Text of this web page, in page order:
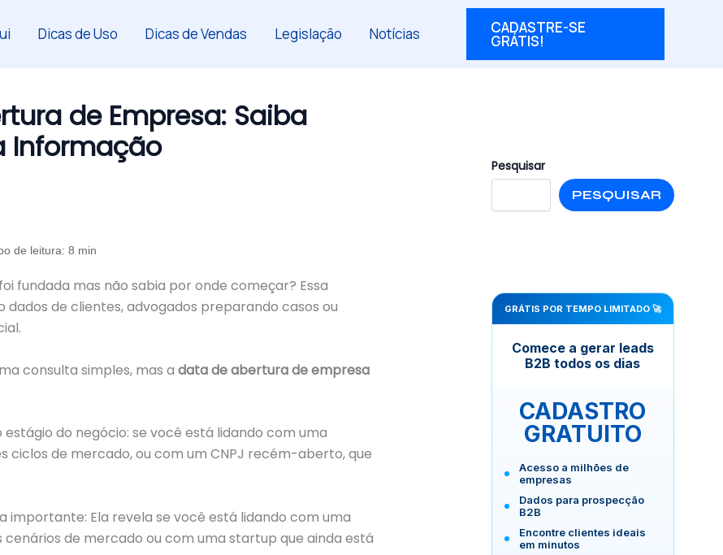
Dicas de Uso Dicas de Vendas Legislação Notícias CADASTRE-SE
GRÁTIS!
de Empresa: Saiba
Informação
de leitura: 8 min
fundada mas não sabia por onde começar? Essa
de clientes, advogados preparando casos ou
consulta simples, mas a data de abertura de empresa
do negócio: se você está lidando com uma
de mercado, ou com um CNPJ recém-aberto, que
Ela revela se você está lidando com uma
de mercado ou com uma startup que ainda está
Pesquisar
PESQUISAR
GRÁTIS POR TEMPO LIMITADO 🚀
Comece a gerar leads
B2B todos os dias
CADASTRO
GRATUITO
Acesso a milhões de
empresas
Dados para prospecção
B2B
Encontre clientes ideais
em minutos